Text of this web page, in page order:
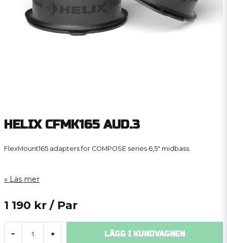
HELIX CFMK165 AUD.3
FlexMount165 adapters for COMPOSE series 6,5″ midbass.
Läs mer
1 190 kr / Par
- + LÄGG I KUNDVAGNEN